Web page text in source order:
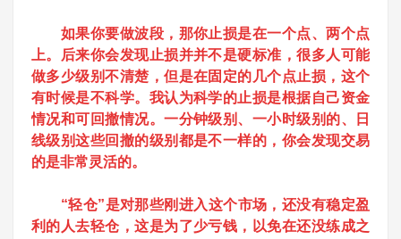
如果你要做波段，那你止损是在一个点、两个点
上。后来你会发现止损并并不是硬标准，很多人可能
做多少级别不清楚，但是在固定的几个点止损，这个
有时候是不科学。我认为科学的止损是根据自己资金
情况和可回撤情况。一分钟级别、一小时级别的、日
线级别这些回撤的级别都是不一样的，你会发现交易
的是非常灵活的。
“轻仓”是对那些刚进入这个市场，还没有稳定盈
利的人去轻仓，这是为了少亏钱，以免在还没练成之